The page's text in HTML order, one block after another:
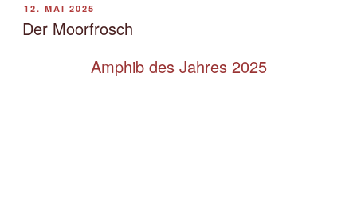
VERÖFFENTLICHT
AM
12. MAI 2025
Der Moorfrosch
Amphib des Jahres 2025